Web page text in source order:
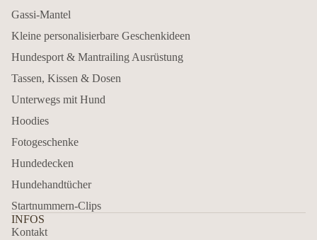
Gassi-Mantel
Kleine personalisierbare Geschenkideen
Hundesport & Mantrailing Ausrüstung
Tassen, Kissen & Dosen
Unterwegs mit Hund
Hoodies
Fotogeschenke
Hundedecken
Hundehandtücher
Startnummern-Clips
INFOS
Kontakt